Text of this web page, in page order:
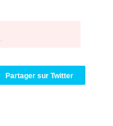
Partager sur Twitter